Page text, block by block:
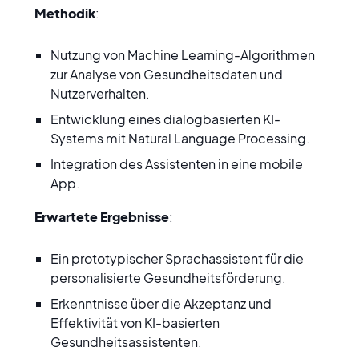
Methodik:
Nutzung von Machine Learning-Algorithmen
zur Analyse von Gesundheitsdaten und
Nutzerverhalten.
Entwicklung eines dialogbasierten KI-
Systems mit Natural Language Processing.
Integration des Assistenten in eine mobile
App.
Erwartete Ergebnisse:
Ein prototypischer Sprachassistent für die
personalisierte Gesundheitsförderung.
Erkenntnisse über die Akzeptanz und
Effektivität von KI-basierten
Gesundheitsassistenten.